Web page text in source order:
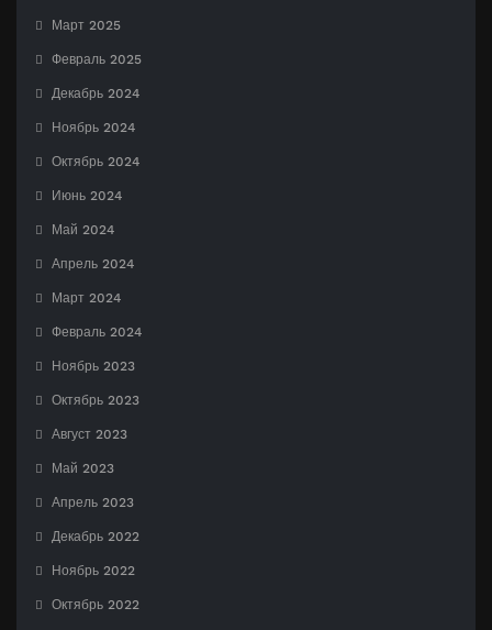
Март 2025
Февраль 2025
Декабрь 2024
Ноябрь 2024
Октябрь 2024
Июнь 2024
Май 2024
Апрель 2024
Март 2024
Февраль 2024
Ноябрь 2023
Октябрь 2023
Август 2023
Май 2023
Апрель 2023
Декабрь 2022
Ноябрь 2022
Октябрь 2022